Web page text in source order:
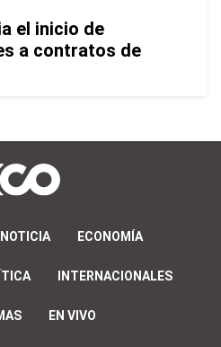
el inicio de
a contratos de
NOTICIA ECONOMÍA
INTERNACIONALES
EN VIVO